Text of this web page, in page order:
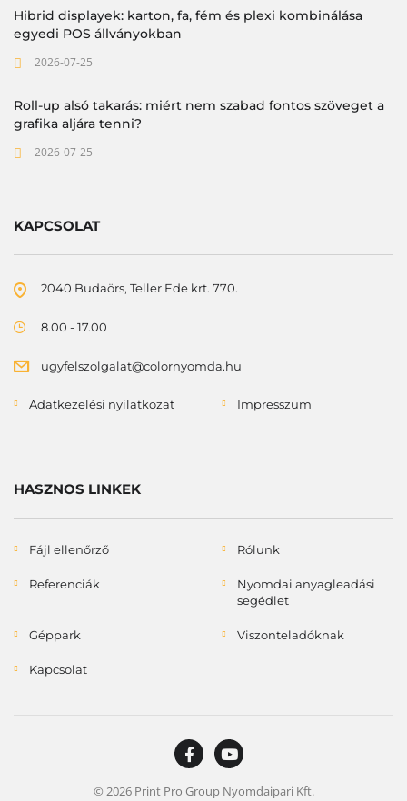
Hibrid displayek: karton, fa, fém és plexi kombinálása
egyedi POS állványokban
2026-07-25
Roll-up alsó takarás: miért nem szabad fontos szöveget a
grafika aljára tenni?
2026-07-25
KAPCSOLAT
2040 Budaörs, Teller Ede krt. 770.
8.00 - 17.00
ugyfelszolgalat@colornyomda.hu
Adatkezelési nyilatkozat Impresszum
HASZNOS LINKEK
Fájl ellenőrző Rólunk
Referenciák
Nyomdai anyagleadási
segédlet
Géppark Viszonteladóknak
Kapcsolat
© 2026 Print Pro Group Nyomdaipari Kft.